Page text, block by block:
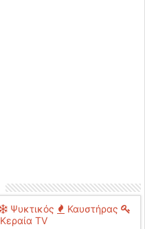
Ψυκτικός
Καυστήρας
Κεραία TV